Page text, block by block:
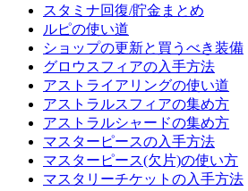
スタミナ回復/貯金まとめ
ルピの使い道
ショップの更新と買うべき装備
グロウスフィアの入手方法
アストライアリングの使い道
アストラルスフィアの集め方
アストラルシャードの集め方
マスターピースの入手方法
マスターピース(欠片)の使い方
マスタリーチケットの入手方法